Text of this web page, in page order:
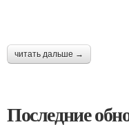
читать дальше →
Последние